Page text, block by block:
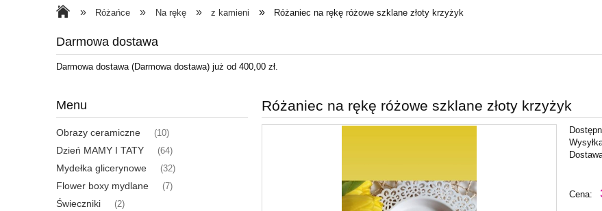
Papiery Wstążki
» Różańce » Na rękę » z kamieni » Różaniec na rękę różowe szklane złoty krzyżyk
Darmowa dostawa
Darmowa dostawa (Darmowa dostawa) już od 400,00 zł.
Menu
Obrazy ceramiczne (10)
Dzień MAMY I TATY (64)
Mydełka glicerynowe (32)
Flower boxy mydlane (7)
Świeczniki (2)
Różaniec na rękę różowe szklane złoty krzyżyk
Cena: